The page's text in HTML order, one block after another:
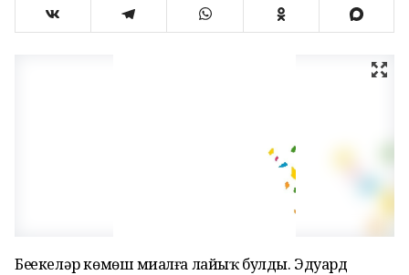
Беҙҙекеләр көмөш миҙалға лайыҡ булды. Эдуард